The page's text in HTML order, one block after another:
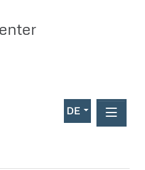
DE